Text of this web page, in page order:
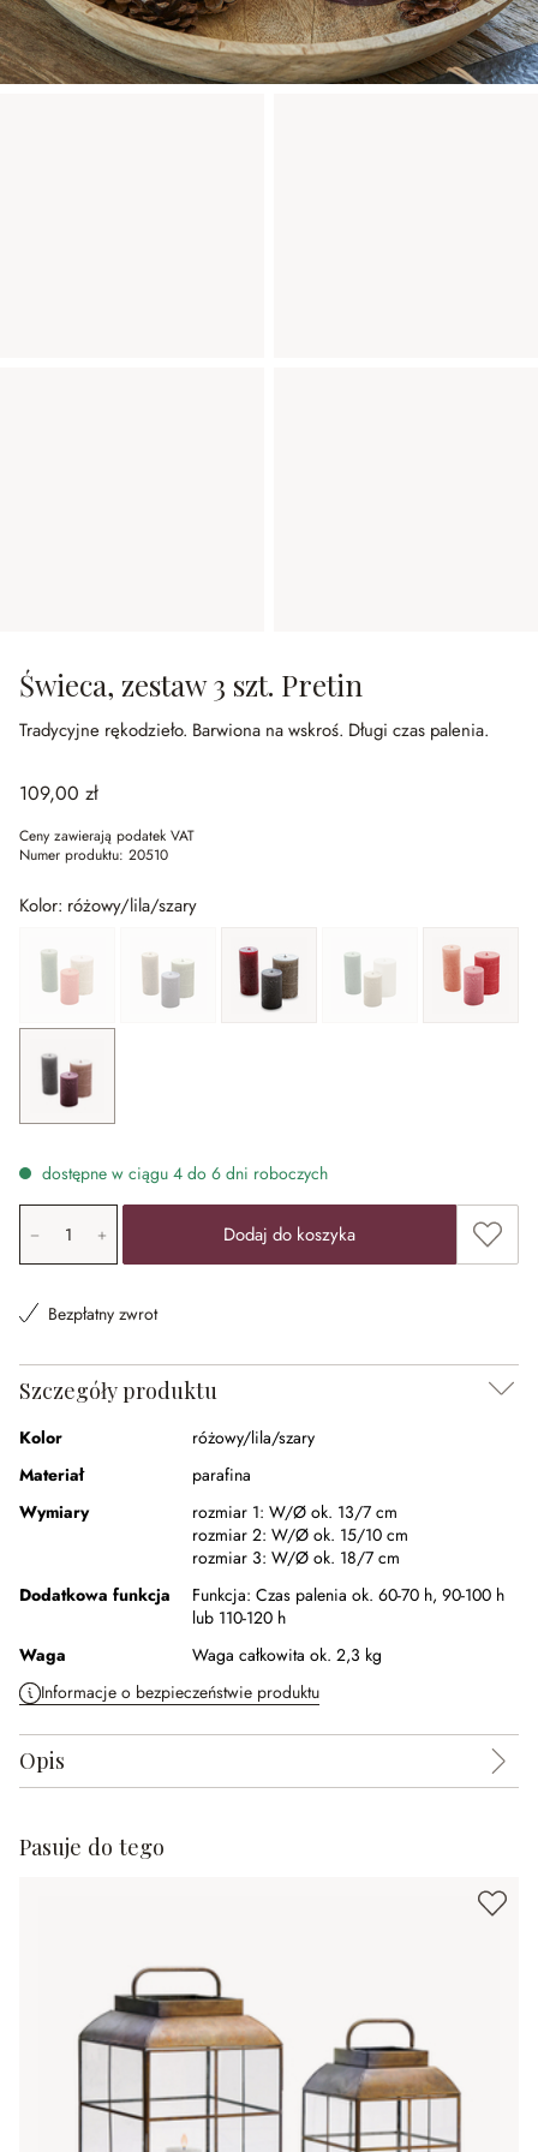
Świeca, zestaw 3 szt. Pretin
Tradycyjne rękodzieło. Barwiona na wskroś. Długi czas palenia.
109,00 zł
Ceny zawierają podatek VAT
Numer produktu: 20510
Kolor: różowy/lila/szary
beżowy/zielony/pomarańczowy
(Ta opcja jest aktualnie niedostępna.)
jasnozielony/ciemnoszary
(Ta opcja jest aktualnie niedostępna.)
kolorowy kremowy/zielony/taupe
(Ta opcja jest aktualnie
różowy
różowy/lila/szary
dostępne w ciągu 4 do 6 dni roboczych
Ilość produktu: Wprowadź żądaną wartość lub użyj
Dodaj do koszyka Dodaj
Bezpłatny zwrot
Szczegóły produktu
Kolor
różowy/lila/szary
Materiał
parafina
Wymiary
rozmiar 1: W/Ø ok. 13/7 cm
rozmiar 2: W/Ø ok. 15/10 cm
rozmiar 3: W/Ø ok. 18/7 cm
Dodatkowa funkcja
Funkcja: Czas palenia ok. 60-70 h, 90-100 h
lub 110-120 h
Waga
Waga całkowita ok. 2,3 kg
Informacje o bezpieczeństwie produktu
Opis
Pasuje do tego